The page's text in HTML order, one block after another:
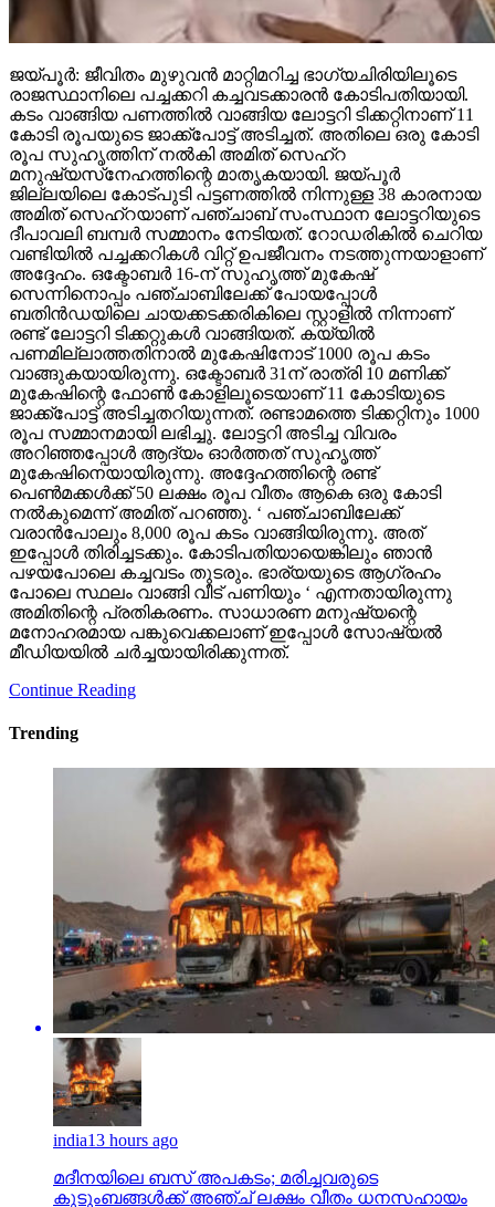
ജയ്പൂര്‍: ജീവിതം മുഴുവന്‍ മാറ്റിമറിച്ച ഭാഗ്യചിരിയിലൂടെ
രാജസ്ഥാനിലെ പച്ചക്കറി കച്ചവടക്കാരന്‍ കോടിപതിയായി.
കടം വാങ്ങിയ പണത്തില്‍ വാങ്ങിയ ലോട്ടറി ടിക്കറ്റിനാണ് 11
കോടി രൂപയുടെ ജാക്ക്‌പോട്ട് അടിച്ചത്. അതിലെ ഒരു കോടി
രൂപ സുഹൃത്തിന് നല്‍കി അമിത് സെഹ്‌റ
മനുഷ്യസ്‌നേഹത്തിന്റെ മാതൃകയായി. ജയ്പൂര്‍
ജില്ലയിലെ കോട്പുടി പട്ടണത്തില്‍ നിന്നുള്ള 38 കാരനായ
അമിത് സെഹ്‌റയാണ് പഞ്ചാബ് സംസ്ഥാന ലോട്ടറിയുടെ
ദീപാവലി ബമ്പര്‍ സമ്മാനം നേടിയത്. റോഡരികില്‍ ചെറിയ
വണ്ടിയില്‍ പച്ചക്കറികള്‍ വിറ്റ് ഉപജീവനം നടത്തുന്നയാളാണ്
അദ്ദേഹം. ഒക്ടോബര്‍ 16-ന് സുഹൃത്ത് മുകേഷ്
സെന്നിനൊപ്പം പഞ്ചാബിലേക്ക് പോയപ്പോള്‍
ബതിന്‍ഡയിലെ ചായക്കടക്കരികിലെ സ്റ്റാളില്‍ നിന്നാണ്
രണ്ട് ലോട്ടറി ടിക്കറ്റുകള്‍ വാങ്ങിയത്. കയ്യില്‍
പണമില്ലാത്തതിനാല്‍ മുകേഷിനോട് 1000 രൂപ കടം
വാങ്ങുകയായിരുന്നു. ഒക്ടോബര്‍ 31ന് രാത്രി 10 മണിക്ക്
മുകേഷിന്റെ ഫോണ്‍ കോളിലൂടെയാണ് 11 കോടിയുടെ
ജാക്ക്‌പോട്ട് അടിച്ചതറിയുന്നത്. രണ്ടാമത്തെ ടിക്കറ്റിനും 1000
രൂപ സമ്മാനമായി ലഭിച്ചു. ലോട്ടറി അടിച്ച വിവരം
അറിഞ്ഞപ്പോള്‍ ആദ്യം ഓര്‍ത്തത് സുഹൃത്ത്
മുകേഷിനെയായിരുന്നു. അദ്ദേഹത്തിന്റെ രണ്ട്
പെണ്‍മക്കള്‍ക്ക് 50 ലക്ഷം രൂപ വീതം ആകെ ഒരു കോടി
നല്‍കുമെന്ന് അമിത് പറഞ്ഞു. ‘ പഞ്ചാബിലേക്ക്
വരാന്‍പോലും 8,000 രൂപ കടം വാങ്ങിയിരുന്നു. അത്
ഇപ്പോള്‍ തിരിച്ചടക്കും. കോടിപതിയായെങ്കിലും ഞാന്‍
പഴയപോലെ കച്ചവടം തുടരും. ഭാര്യയുടെ ആഗ്രഹം
പോലെ സ്ഥലം വാങ്ങി വീട് പണിയും ‘ എന്നതായിരുന്നു
അമിതിന്റെ പ്രതികരണം. സാധാരണ മനുഷ്യന്റെ
മനോഹരമായ പങ്കുവെക്കലാണ് ഇപ്പോള്‍ സോഷ്യല്‍
മീഡിയയില്‍ ചര്‍ച്ചയായിരിക്കുന്നത്.
Continue Reading
Trending
india13 hours ago
മദീനയിലെ ബസ് അപകടം; മരിച്ചവരുടെ
കുടുംബങ്ങള്‍ക്ക് അഞ്ച് ലക്ഷം വീതം ധനസഹായം